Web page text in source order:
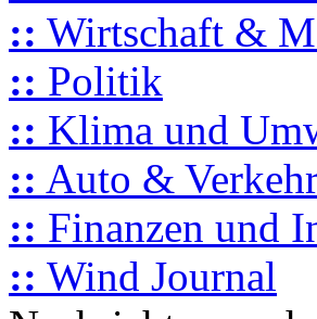
:: Wirtschaft &
:: Politik
:: Klima und
:: Auto &
:: Finanzen und
:: Wind Journal